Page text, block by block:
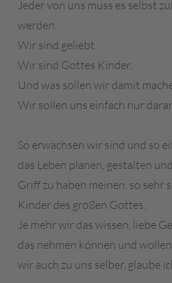
Jeder von uns muss es selbst
werden.
Wir sind geliebt.
Wir sind Gottes Kinder.
Und was sollen wir damit
Wir sollen uns einfach nur
So erwachsen wir sind und so
das Leben planen, gestalten
Griff zu haben meinen, so sehr
Kinder des großen Gottes.
Je mehr wir das wissen, liebe
das nehmen können und
wir auch zu uns selber, glaube